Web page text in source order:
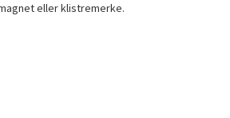
eller klistremerke.